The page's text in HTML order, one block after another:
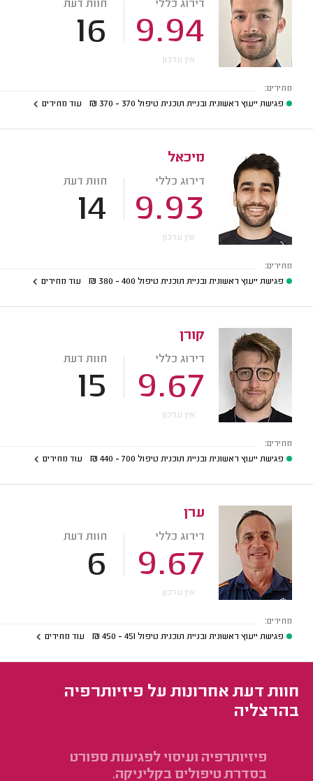
דירוג כללי
9.94
חוות דעת
16
אין עדכון
מחירים:
פגישת ייעוץ ראשונית ובניית תוכנית טיפול 370 - 370
₪ עוד מחירים
מיכאל
דירוג כללי
9.93
חוות דעת
14
אין עדכון
מחירים:
פגישת ייעוץ ראשונית ובניית תוכנית טיפול 400 - 380
₪ עוד מחירים
קורן
דירוג כללי
9.67
חוות דעת
15
אין עדכון
מחירים:
פגישת ייעוץ ראשונית ובניית תוכנית טיפול 700 - 440
₪ עוד מחירים
ערן
דירוג כללי
9.67
חוות דעת
6
אין עדכון
מחירים:
פגישת ייעוץ ראשונית ובניית תוכנית טיפול 451 - 450
₪ עוד מחירים
חוות דעת אחרונות על פיזיותרפיה
בהרצליה
פיזיותרפיה ועיסוי לפגיעות ספורט
בסדרת טיפולים בקליניקה.